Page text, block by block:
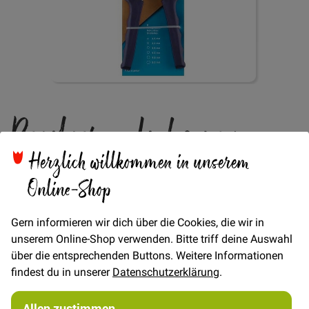
Herzlich willkommen in unserem
Online-Shop
Gern informieren wir dich über die Cookies, die wir in
unserem Online-Shop verwenden. Bitte triff deine Auswahl
über die entsprechenden Buttons. Weitere Informationen
findest du in unsererDatenschutzerklärung.
der
Bildgalerie
springen
Revolver - Lochzange
VerfügbarkeitAuf Lager
21,90 €
STÜCK
Menge
In den Warenkorb